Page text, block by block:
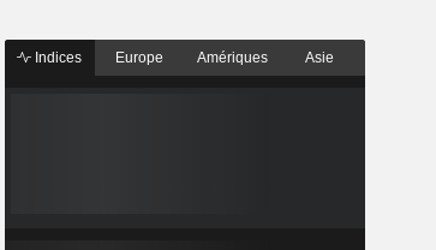
Indices Europe Amériques Asie